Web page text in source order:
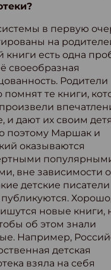
в первую
на
книги есть одна
своеобразная
Родители
помнят те книги,
и дают их своим
поэтому Маршак и
оказываются
вне зависимости
детские писатели
публикуются.
новые книги,
об этом знали
Например,
детская
взяла на себя